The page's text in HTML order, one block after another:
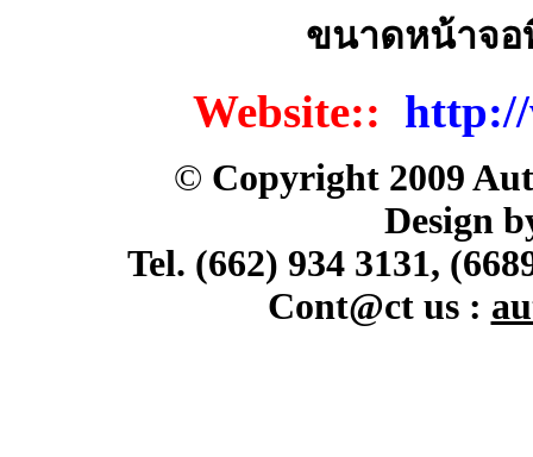
ขนาดหน้าจอ
Website:: http://
© Copyright 2009
Design
Tel. (662) 934 3131,
Cont@ct us :